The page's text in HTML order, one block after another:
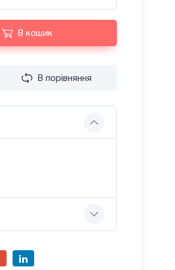
В кошик
В порівняння